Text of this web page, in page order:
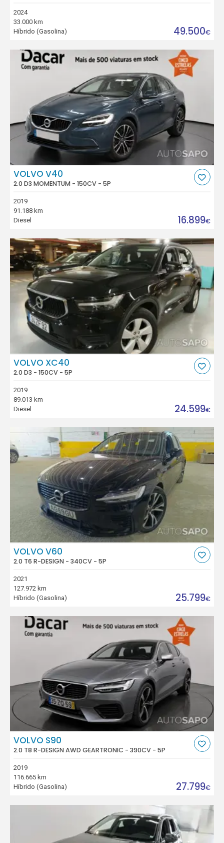
2024
33.000 km
Híbrido (Gasolina)
49.500€
VOLVO V40
2.0 D3 MOMENTUM - 150CV - 5P
2019
91.188 km
Diesel
16.899€
VOLVO XC40
2.0 D3 - 150CV - 5P
2019
89.013 km
Diesel
24.599€
VOLVO V60
2.0 T6 R-DESIGN - 340CV - 5P
2021
127.972 km
Híbrido (Gasolina)
25.799€
VOLVO S90
2.0 T8 R-DESIGN AWD GEARTRONIC - 390CV - 5P
2019
116.665 km
Híbrido (Gasolina)
27.799€